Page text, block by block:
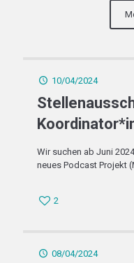
10/04/2024
Wir suchen ab Juni
neues Podcast Projekt
2
08/04/2024